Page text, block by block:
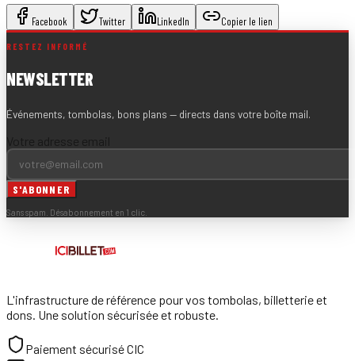
Facebook Twitter LinkedIn Copier le lien
RESTEZ INFORMÉ
NEWSLETTER
Événements, tombolas, bons plans — directs dans votre boîte mail.
S'ABONNER
Sans spam. Désabonnement en 1 clic.
L'infrastructure de référence pour vos tombolas, billetterie et
dons. Une solution sécurisée et robuste.
Paiement sécurisé CIC